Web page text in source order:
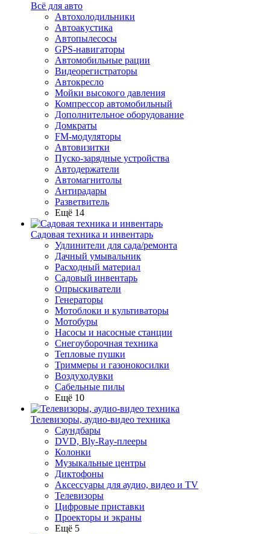
Всё для авто
Автохолодильники
Автоакустика
Автопылесосы
GPS-навигаторы
Автомобильные рации
Видеорегистраторы
Автокресло
Мойки высокого давления
Компрессор автомобильный
Дополнительное оборудование
Домкраты
FM-модуляторы
Автовизитки
Пуско-зарядные устройства
Автодержатели
Автомагнитолы
Антирадары
Разветвитель
Ещё 14
Садовая техника и инвентарь
Удлинители для сада/ремонта
Дачный умывальник
Расходный материал
Садовый инвентарь
Опрыскиватели
Генераторы
Мотоблоки и культиваторы
Мотобуры
Насосы и насосные станции
Снегоуборочная техника
Тепловые пушки
Триммеры и газонокосилки
Воздуходувки
Сабельные пилы
Ещё 10
Телевизоры, аудио-видео техника
Саундбары
DVD, Bly-Ray-плееры
Колонки
Музыкальные центры
Диктофоны
Аксессуары для аудио, видео и TV
Телевизоры
Цифровые приставки
Проекторы и экраны
Ещё 5